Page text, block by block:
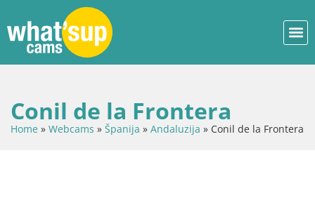
Conil de la Frontera
Home » Webcams » Španija » Andaluzija » Conil de la Frontera